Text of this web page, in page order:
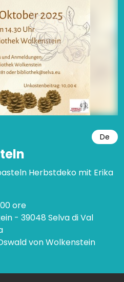
De
Herbstdeko mit Erika
ore
- 39048 Selva di Val
von Wolkenstein